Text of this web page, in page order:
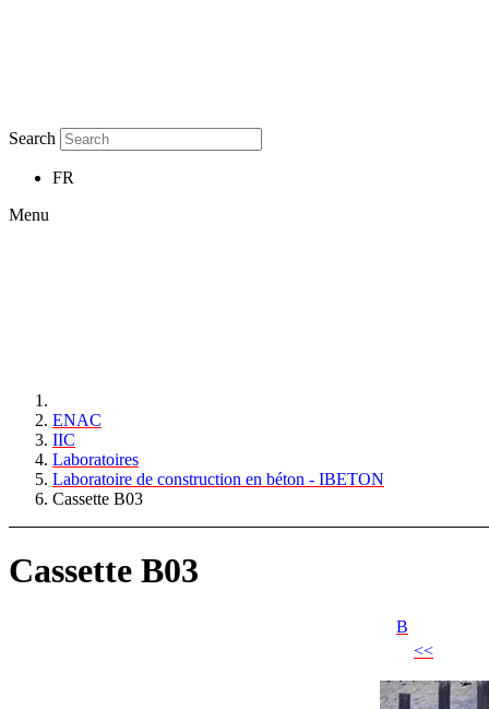
Search
FR
Menu
ENAC
IIC
Laboratoires
Laboratoire de construction en béton - IBETON
Cassette B03
Cassette B03
B
<<